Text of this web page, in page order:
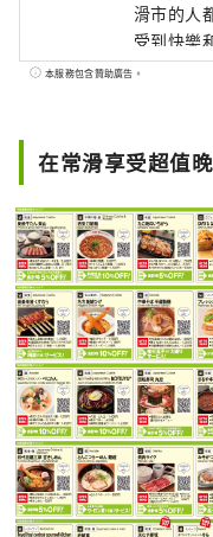
滑市的人
受到快樂
家，為明
本服務包含贊助廣告。
在常滑享受超值